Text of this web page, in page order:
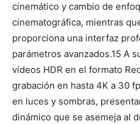
cinemático y cambio de
cinematográfica, mientras
proporciona una interfaz
parámetros avanzados.15 A
vídeos HDR en el formato
grabación en hasta 4K a 30
en luces y sombras,
dinámico que se asemeja al